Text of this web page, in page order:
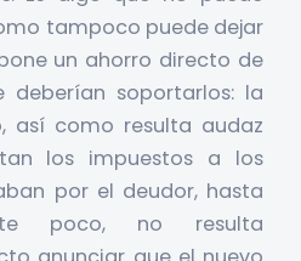
tampoco puede dejar
un ahorro directo de
deberían soportarlos: la
así como resulta audaz
los impuestos a los
por el deudor, hasta
poco, no resulta